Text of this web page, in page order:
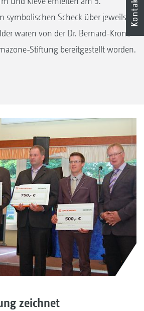
symbolischen Scheck über jeweils
waren von der Dr. Bernard-Krone-
Stiftung bereitgestellt worden.
zeichnet
Kontakt